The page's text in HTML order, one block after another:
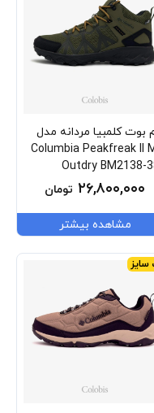
بوت کلمبیا مردانه مدل
Columbia Peakfreak II
Outdry BM2138-
۲۶,۸۰۰,۰۰۰ تومان
مشاهده بیشتر